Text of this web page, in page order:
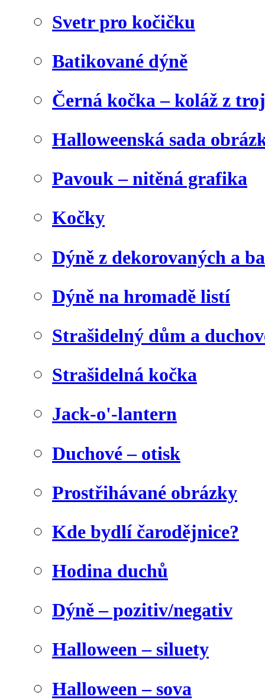
Svetr pro kočičku
Batikované dýně
Černá kočka – koláž z
Halloweenská sada
Pavouk – nitěná grafika
Kočky
Dýně z dekorovaných a
Dýně na hromadě listí
Strašidelný dům a
Strašidelná kočka
Jack-o'-lantern
Duchové – otisk
Prostřihávané obrázky
Kde bydlí čarodějnice?
Hodina duchů
Dýně – pozitiv/negativ
Halloween – siluety
Halloween – sova